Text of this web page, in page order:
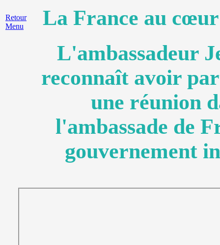
Retour
Menu
La France au cœur
L'ambassadeur
reconnaît avoir
une réunion
l'ambassade de
gouvernement